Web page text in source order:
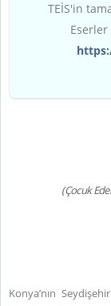
TEİS'in
Eserler
(Çocuk
Konya’nın